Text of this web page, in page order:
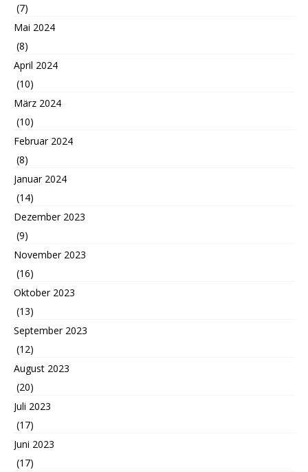
(7)
Mai 2024
(8)
April 2024
(10)
März 2024
(10)
Februar 2024
(8)
Januar 2024
(14)
Dezember 2023
(9)
November 2023
(16)
Oktober 2023
(13)
September 2023
(12)
August 2023
(20)
Juli 2023
(17)
Juni 2023
(17)